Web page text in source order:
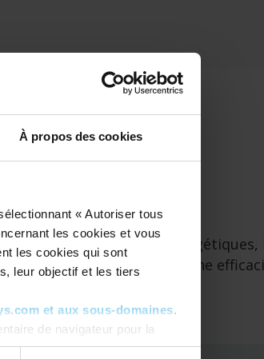
À propos des cookies
« Autoriser tous
les cookies et vous
les cookies qui sont
leur objectif et les tiers
et aux sous-domaines.
de navigateur pour la
Vous pouvez toujoursmodifier
électriques et énergétiques,
critiques et à atteindre une